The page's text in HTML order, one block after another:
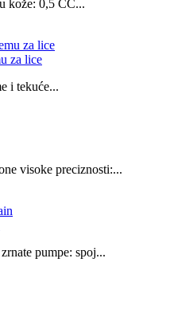
kože: 0,5 CC...
za lice
i tekuće...
visoke preciznosti:...
pumpe: spoj...